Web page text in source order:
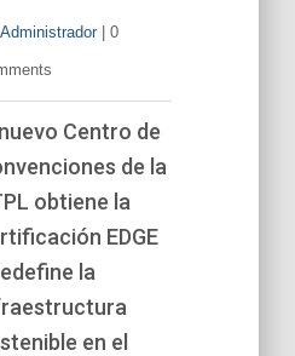
Administrador| 0
Centro de
de la
obtiene la
EDGE
la
en el